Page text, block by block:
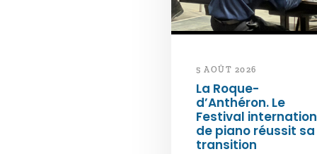
5 AOÛT 2026
La Roque-
d’Anthéron. Le
Festival
de piano réussit sa
transition